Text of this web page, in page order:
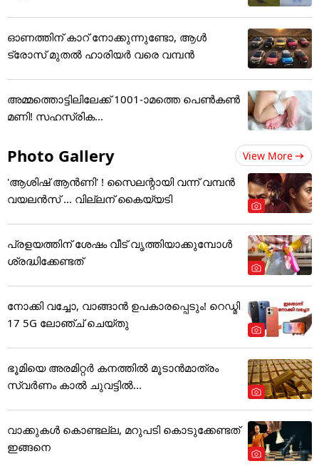
ഓണത്തിന് കാറ് നോക്കുന്നുണ്ടോ, ആൾ
ട്രോസ് മുതൽ ഹാരിയർ വരെ വമ്പൻ
അമ്മത്തൊട്ടിലിലേക്ക് 1001-ാമത്തെ പെൺകൺ
മണി! സഹസ്രിക...
Photo Gallery View More
'ആശിഷ് ആൻണി' ! സൈലന്റായി വന്ന് വമ്പൻ
വയലൻസ് ... വില്ലന് കൈയ്യടി
പ്രളയത്തിന് ശേഷം വീട് വൃത്തിയാക്കുമ്പോൾ
ശ്രദ്ധിക്കേണ്ടത്
നോക്കി വച്ചോ, വാങ്ങാൻ ഉപകാരപ്പെടും! റെഡ്മി
17 5G ലോഞ്ച് ചെയ്തു
ഭൂമിയെ അരമിറ്റർ കനത്തിൽ മൂടാൻമാത്രം
സ്വർണം കാൽ ചുവട്ടിൽ...
വാക്കുകൾ കൊണ്ടല്ല, മറുപടി കൊടുക്കേണ്ടത്
ഇങ്ങനെ